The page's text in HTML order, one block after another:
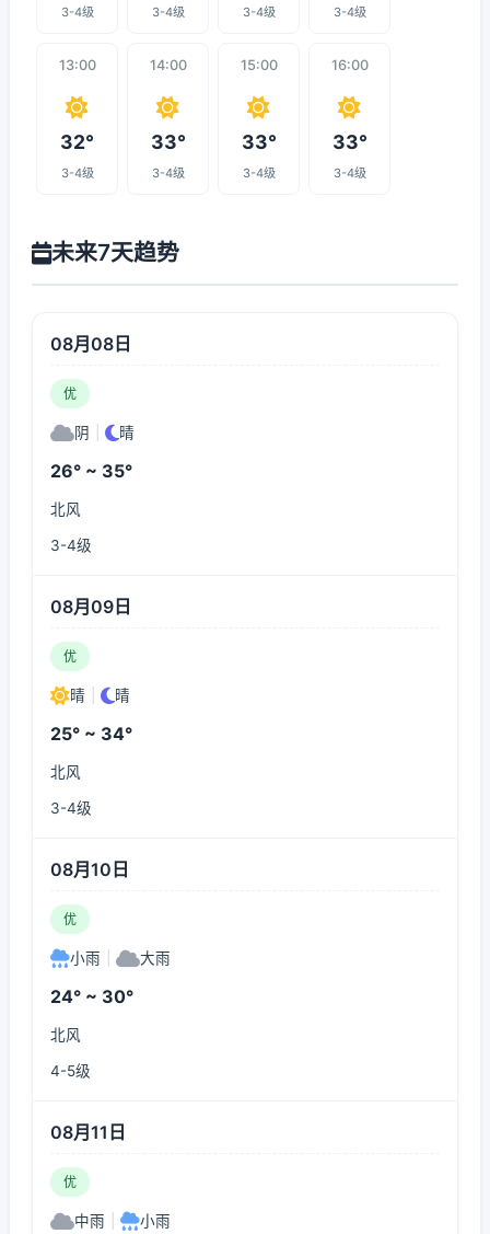
3-4级 3-4级 3-4级 3-4级
13:00
32°
3-4级
14:00
33°
3-4级
15:00
33°
3-4级
16:00
33°
3-4级
未来7天趋势
08月08日
优
阴 晴
26° ~ 35°
北风
3-4级
08月09日
优
晴 晴
25° ~ 34°
北风
3-4级
08月10日
优
小雨 大雨
24° ~ 30°
北风
4-5级
08月11日
优
中雨 小雨